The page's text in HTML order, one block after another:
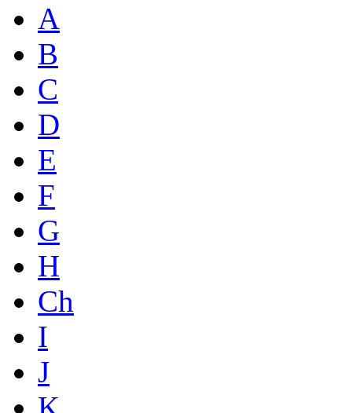
A
B
C
D
E
F
G
H
Ch
I
J